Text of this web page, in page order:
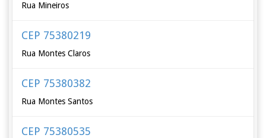
Rua Mineiros
CEP 75380219
Rua Montes Claros
CEP 75380382
Rua Montes Santos
CEP 75380535